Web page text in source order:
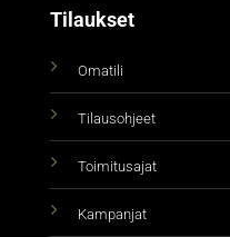
Tilaukset
Omatili
Tilausohjeet
Toimitusajat
Kampanjat